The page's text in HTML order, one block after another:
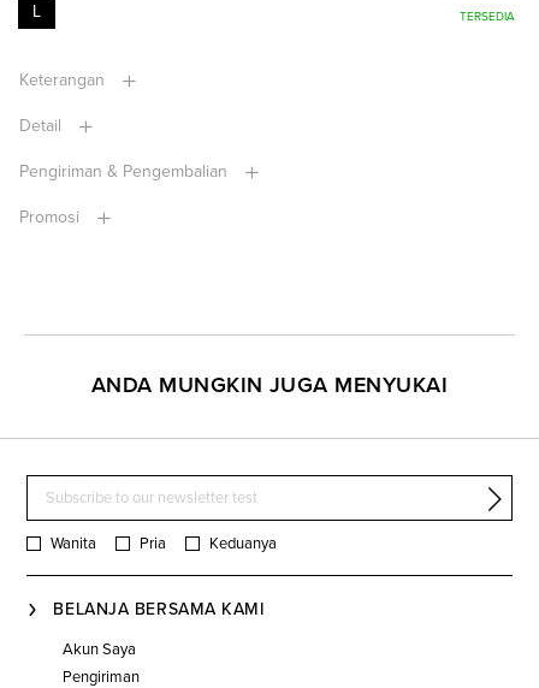
L TERSEDIA
Keterangan
Detail
Pengiriman & Pengembalian
Promosi
ANDA MUNGKIN JUGA MENYUKAI
Wanita Pria Keduanya
BELANJA BERSAMA KAMI
Akun Saya
Pengiriman